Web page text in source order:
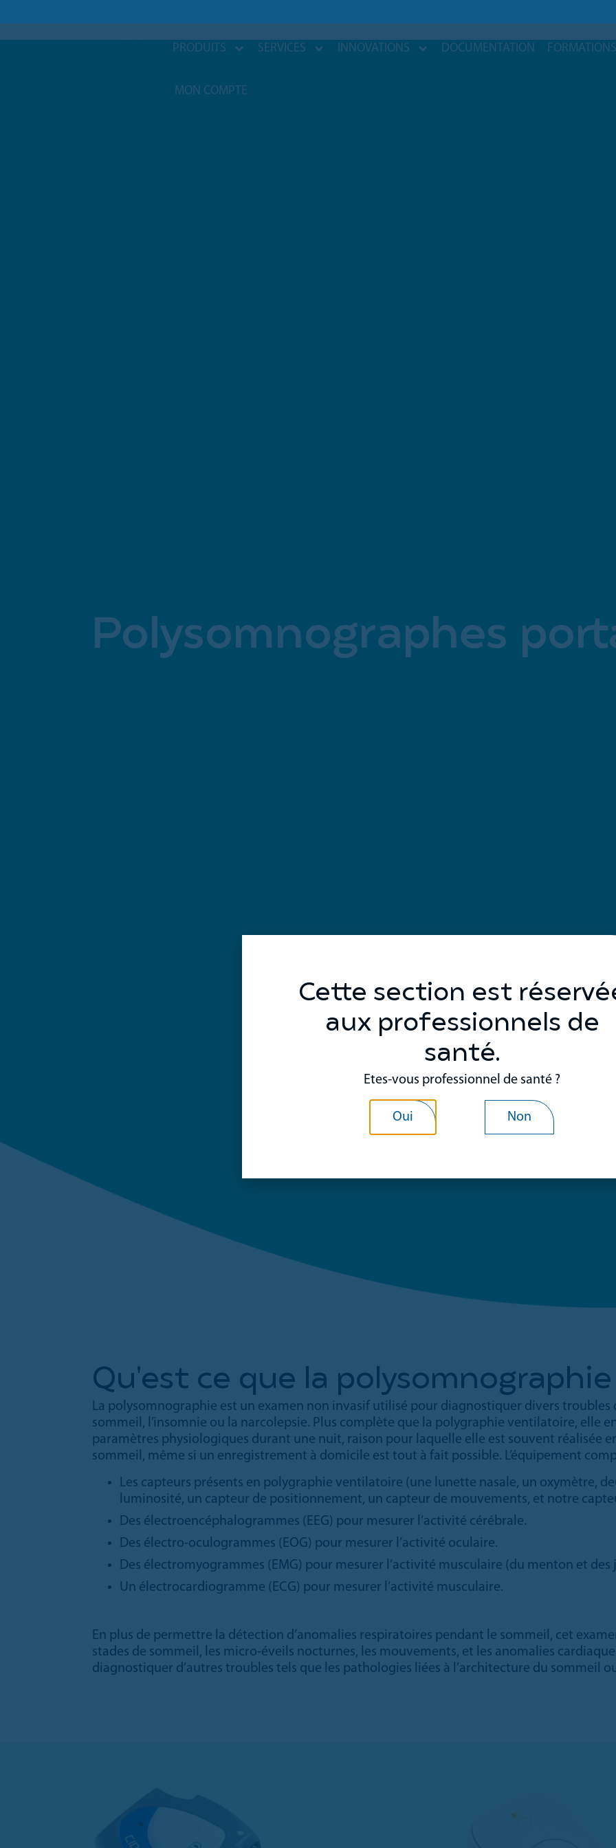
PRODUITS SERVICES INNOVATIONS DOCUMENTATION
MON COMPTE
Polysomnographes
Qu'est ce que la
La polysomnographie est un examen non invasif utilisé pour diagnostiquer divers troubles
sommeil, l’insomnie ou la narcolepsie. Plus complète que la polygraphie ventilatoire, elle
paramètres physiologiques durant une nuit, raison pour laquelle elle est souvent réalisée
sommeil, même si un enregistrement à domicile est tout à fait possible. L’équipement
Les capteurs présents en polygraphie ventilatoire (une lunette nasale, un oxymètre,
luminosité, un capteur de positionnement, un capteur de mouvements, et notre
Des électroencéphalogrammes (EEG) pour mesurer l’activité cérébrale.
Des électro-oculogrammes (EOG) pour mesurer l’activité oculaire.
Des électromyogrammes (EMG) pour mesurer l’activité musculaire (du menton et des
Un électrocardiogramme (ECG) pour mesurer l’activité musculaire.
En plus de permettre la détection d’anomalies respiratoires pendant le sommeil, cet
stades de sommeil, les micro-éveils nocturnes, les mouvements, et les anomalies
diagnostiquer d’autres troubles tels que les pathologies liées à l’architecture du sommeil
Cette section est
aux professionnels de
santé.
Etes-vous professionnel de santé ?
Oui Non